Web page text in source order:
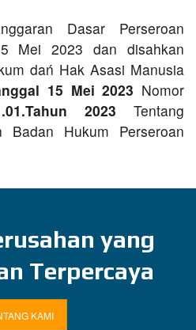
Dasar Perseroan
Mei 2023 dan disahkan
dań Hak Asasi Manusia
15 Mei 2023 Nomor
2023 Tentang
Badan Hukum Perseroan
yang
Terpercaya
KAMI